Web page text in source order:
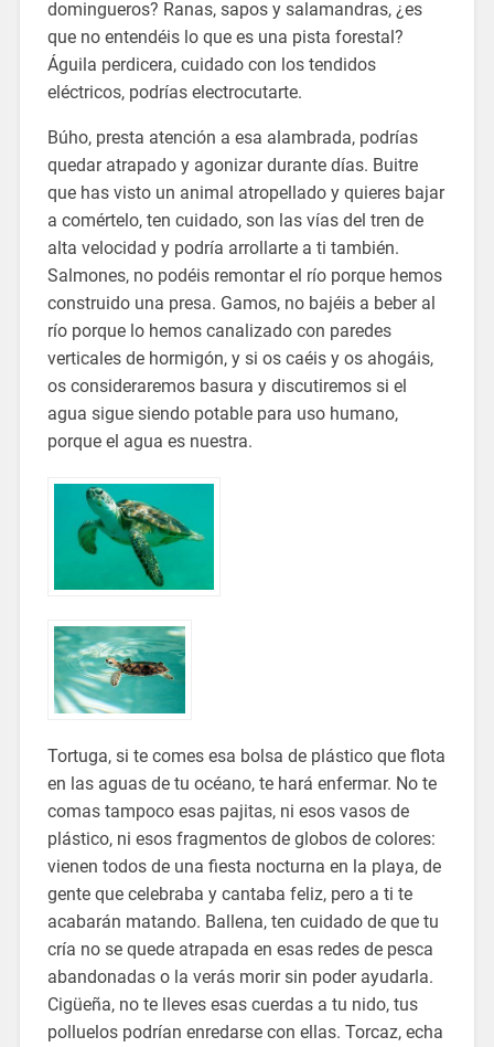
domingueros? Ranas, sapos y salamandras, ¿es
que no entendéis lo que es una pista forestal?
Águila perdicera, cuidado con los tendidos
eléctricos, podrías electrocutarte.
Búho, presta atención a esa alambrada, podrías
quedar atrapado y agonizar durante días. Buitre
que has visto un animal atropellado y quieres bajar
a comértelo, ten cuidado, son las vías del tren de
alta velocidad y podría arrollarte a ti también.
Salmones, no podéis remontar el río porque hemos
construido una presa. Gamos, no bajéis a beber al
río porque lo hemos canalizado con paredes
verticales de hormigón, y si os caéis y os ahogáis,
os consideraremos basura y discutiremos si el
agua sigue siendo potable para uso humano,
porque el agua es nuestra.
Tortuga, si te comes esa bolsa de plástico que flota
en las aguas de tu océano, te hará enfermar. No te
comas tampoco esas pajitas, ni esos vasos de
plástico, ni esos fragmentos de globos de colores:
vienen todos de una fiesta nocturna en la playa, de
gente que celebraba y cantaba feliz, pero a ti te
acabarán matando. Ballena, ten cuidado de que tu
cría no se quede atrapada en esas redes de pesca
abandonadas o la verás morir sin poder ayudarla.
Cigüeña, no te lleves esas cuerdas a tu nido, tus
polluelos podrían enredarse con ellas. Torcaz, echa